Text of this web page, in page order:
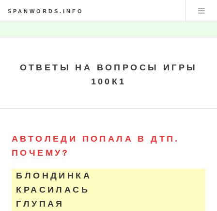
SPANWORDS.INFO
ОТВЕТЫ НА ВОПРОСЫ ИГРЫ
100К1
АВТОЛЕДИ ПОПАЛА В ДТП.
ПОЧЕМУ?
БЛОНДИНКА
КРАСИЛАСЬ
ГЛУПАЯ